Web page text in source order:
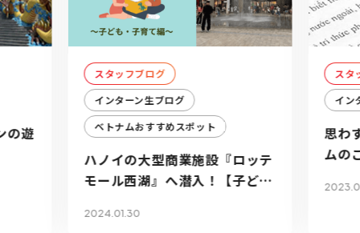
の遊
スタッフブログ
インターン生ブログ
ベトナムおすすめスポット
ハノイの大型商業施設『ロッテ
モール西湖』へ潜入！【子ど
2024.01.30
スタ
イン
思わ
ムの